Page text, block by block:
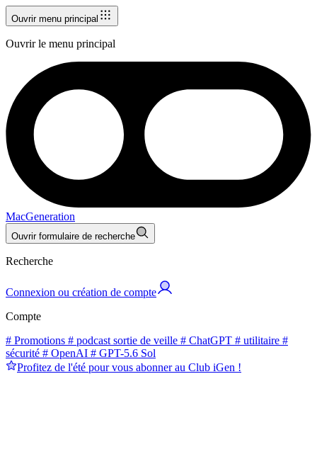
Ouvrir menu principal
Ouvrir le menu principal
MacGeneration
Ouvrir formulaire de recherche
Recherche
Connexion ou création de compte
Compte
# Promotions # podcast sortie de veille # ChatGPT # utilitaire #
sécurité # OpenAI # GPT-5.6 Sol
Profitez de l'été pour vous abonner au Club iGen !